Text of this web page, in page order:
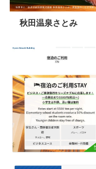
秋田温泉さとみ